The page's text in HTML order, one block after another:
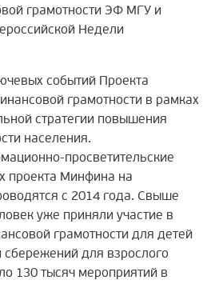
грамотности ЭФ МГУ и
Недели
событий Проекта
грамотности в рамках
стратегии повышения
населения.
просветительские
проекта Минфина на
с 2014 года. Свыше
уже приняли участие в
грамотности для детей
для взрослого
130 тысяч мероприятий в